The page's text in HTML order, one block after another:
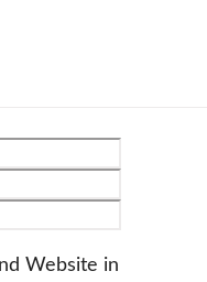
Website in